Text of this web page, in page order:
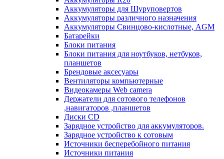
Аккумуляторы для Шуруповертов
Аккумуляторы различного назначения
Аккумуляторы Свинцово-кислотные, AGM
Батарейки
Блоки питания
Блоки питания для ноутбуков, нетбуков,
планшетов
Брендовые аксесуары
Вентиляторы компьютерные
Видеокамеры Web camera
Держатели для сотового телефонов
,навигаторов ,планшетов
Диски CD
Зарядное устройство для аккумуляторов.
Зарядное устройство к сотовым
Источники бесперебойного питания
Источники питания